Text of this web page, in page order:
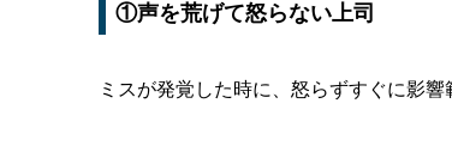
①声を荒げて怒らない上司
ミスが発覚した時に、怒らずすぐに影